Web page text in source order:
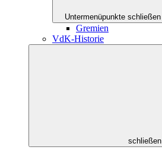
Untermenüpunkte schließen
Gremien
VdK-Historie
schließen